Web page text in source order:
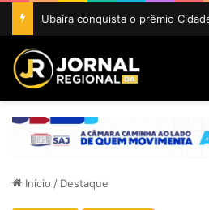
Início / Destaque